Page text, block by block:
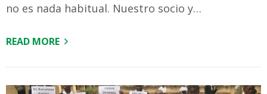
no es nada habitual. Nuestro socio y…
READ MORE